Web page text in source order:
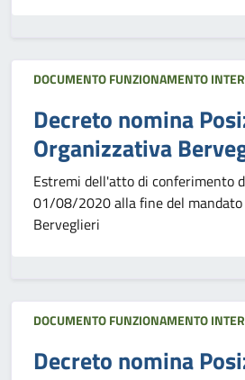
DOCUMENTO FUNZIONAMENTO
Decreto nomina
Organizzativa
Estremi dell'atto di conferimento
01/08/2020 alla fine del mandato
Berveglieri
DOCUMENTO FUNZIONAMENTO
Decreto nomina